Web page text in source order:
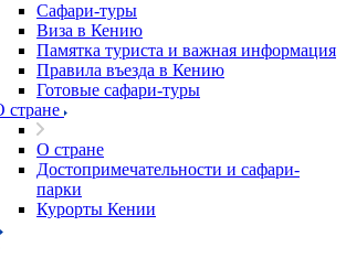
Сафари-туры
Виза в Кению
Памятка туриста и важная информация
Правила въезда в Кению
Готовые сафари-туры
стране
О стране
Достопримечательности и сафари-
парки
Курорты Кении